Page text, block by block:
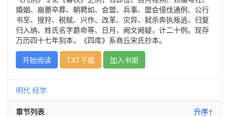
婚姻、崩薨卒葬、朝聘如、会盟、兵事、盟会侵伐通例、公行
书至、搜狩、税赋、兴作、改革、灾异、弑杀奔执叛逃、归复
归入纳、姓氏名字爵命等、日月、阙文阙疑，计二十例。现存
万历四十七年刻本，《四库》系商丘宋氏抄本。
开始阅读
TXT下载 加入书架
明代 经学
章节列表 升序↑